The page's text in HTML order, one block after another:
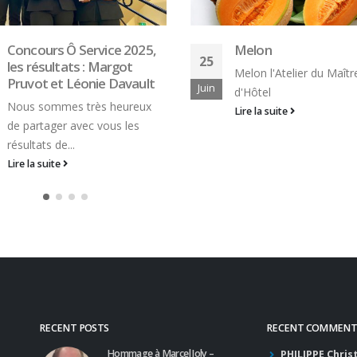
Melon
Melon l'Atelier du Maître
d'Hôtel
Lire la suite
25
Juin
Crêpe
Crêpe l'Atelier du Maître
d'Hôtel
Lire la suite
RECENT POSTS
Hommage à Marcel Joly –
RECENT